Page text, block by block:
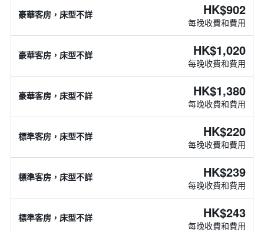
豪華客房，床型不詳 HK$902
每晚收費和費用
豪華客房，床型不詳 HK$1,020
每晚收費和費用
豪華客房，床型不詳 HK$1,380
每晚收費和費用
標準客房，床型不詳 HK$220
每晚收費和費用
標準客房，床型不詳 HK$239
每晚收費和費用
標準客房，床型不詳 HK$243
每晚收費和費用